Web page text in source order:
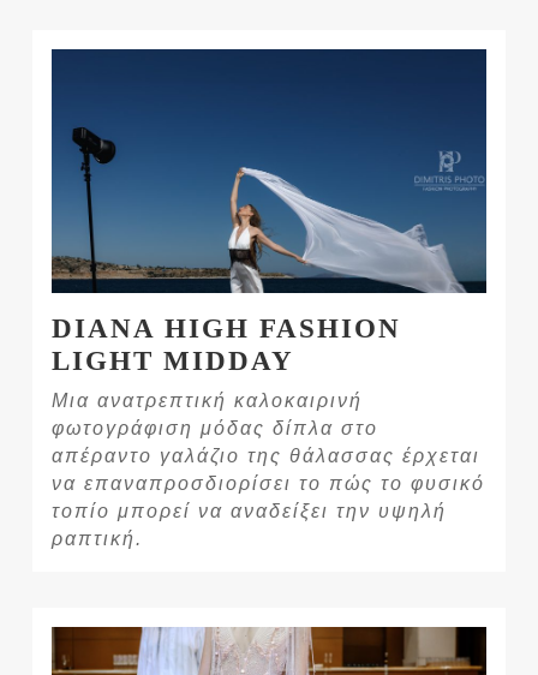
DIANA HIGH FASHION
LIGHT MIDDAY
Μια ανατρεπτική καλοκαιρινή
φωτογράφιση μόδας δίπλα στο
απέραντο γαλάζιο της θάλασσας έρχεται
να επαναπροσδιορίσει το πώς το φυσικό
τοπίο μπορεί να αναδείξει την υψηλή
ραπτική.